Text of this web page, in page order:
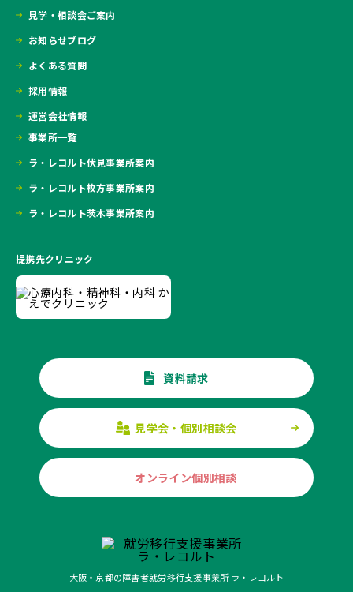
見学・相談会ご案内
お知らせブログ
よくある質問
採用情報
運営会社情報
事業所一覧
ラ・レコルト伏見事業所案内
ラ・レコルト枚方事業所案内
ラ・レコルト茨木事業所案内
提携先クリニック
資料請求
見学会・個別相談会
オンライン個別相談
大阪・京都の障害者就労移行支援事業所 ラ・レコルト